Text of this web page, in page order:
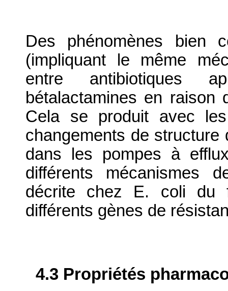
Des phénomènes bien
(impliquant le même
entre antibiotiques
bétalactamines en raison
Cela se produit avec
changements de
dans les pompes à
différents mécanismes
décrite chez E. coli du
différents gènes de
4.3 Propriétés